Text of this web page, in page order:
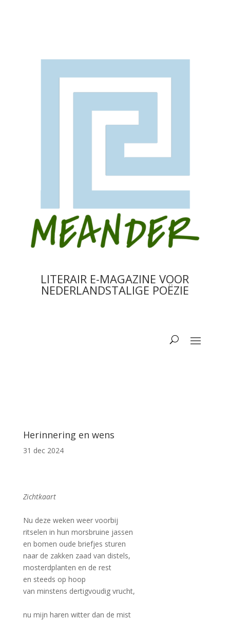
LITERAIR E-MAGAZINE VOOR
NEDERLANDSTALIGE POËZIE
Herinnering en wens
31 dec 2024
Zichtkaart
Nu deze weken weer voorbij
ritselen in hun morsbruine jassen
en bomen oude briefjes sturen
naar de zakken zaad van distels,
mosterdplanten en de rest
en steeds op hoop
van minstens dertigvoudig vrucht,
nu mijn haren witter dan de mist